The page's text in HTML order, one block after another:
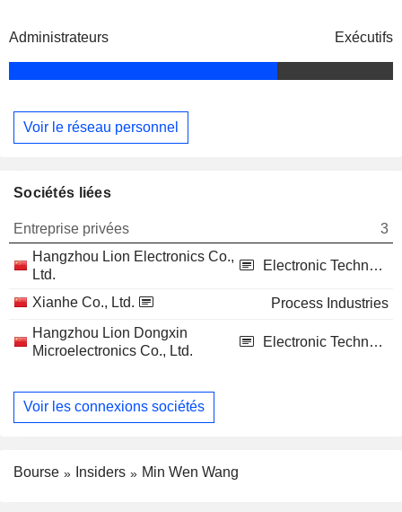
Administrateurs Exécutifs
Voir le réseau personnel
Sociétés liées
Entreprise privées
3
Hangzhou Lion Electronics Co.,
Ltd.
Electronic Technology
Xianhe Co., Ltd.
Process Industries
Hangzhou Lion Dongxin
Microelectronics Co., Ltd.
Electronic Technology
Voir les connexions sociétés
Bourse Insiders Min Wen Wang